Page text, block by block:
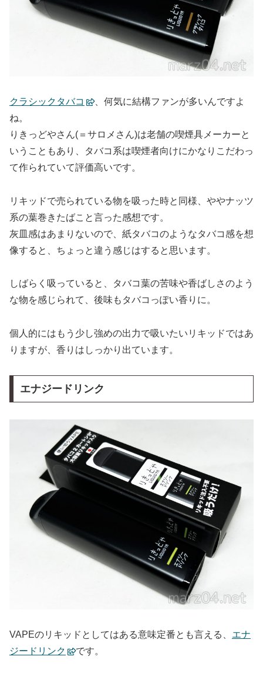
クラシックタバコ
、何気に結構ファンが多いんですよ
ね。
りきっどやさん(＝サロメさん)は老舗の喫煙具メーカーと
いうこともあり、タバコ系は喫煙者向けにかなりこだわっ
て作られていて評価高いです。
リキッドで売られている物を吸った時と同様、ややナッツ
系の葉巻きたばこと言った感想です。
灰皿感はあまりないので、紙タバコのようなタバコ感を想
像すると、ちょっと違う感じはすると思います。
しばらく吸っていると、タバコ葉の苦味や香ばしさのよう
な物を感じられて、後味もタバコっぽい香りに。
個人的にはもう少し強めの出力で吸いたいリキッドではあ
りますが、香りはしっかり出ています。
エナジードリンク
VAPEのリキッドとしてはある意味定番とも言える、 エナ
ジードリンク
です。